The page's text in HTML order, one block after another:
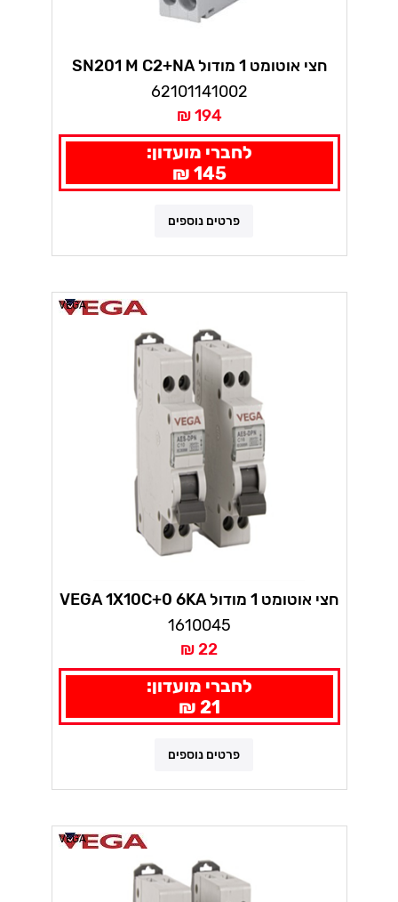
חצי אוטומט 1 מודול SN201 M C2+NA
10KA
62101141002
194 ₪
לחברי מועדון:
145 ₪
פרטים נוספים
VEGA
חצי אוטומט 1 מודול VEGA 1X10C+0 6KA
1610045
22 ₪
לחברי מועדון:
21 ₪
פרטים נוספים
VEGA